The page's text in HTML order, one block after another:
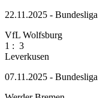
22.11.2025 - Bundesliga
VfL Wolfsburg
1 : 3
Leverkusen
07.11.2025 - Bundesliga